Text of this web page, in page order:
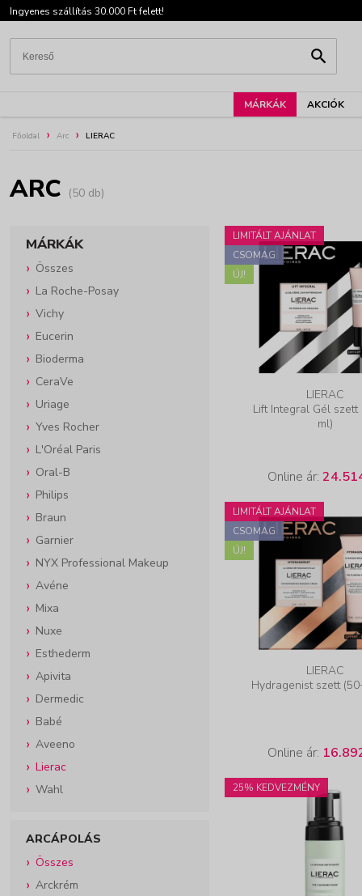
Ingyenes szállítás 30.000 Ft felett!
MÁRKÁK AKCIÓK
Főoldal Arc LIERAC
ARC (50 db)
MÁRKÁK
Összes
La Roche-Posay
Vichy
Eucerin
Bioderma
CeraVe
Uriage
Yves Rocher
L'Oréal Paris
Oral-B
Philips
Braun
Garnier
NYX Professional Makeup
Avéne
Mixa
Nuxe
Esthederm
Apivita
Dermedic
Babé
Aveeno
Lierac
Wahl
ARCÁPOLÁS
Összes
Arckrém
LIMITÁLT AJÁNLAT
CSOMAG
ÚJ!
LIERAC
Lift Integral Gél szett
ml)
Online ár:
LIMITÁLT AJÁNLAT
CSOMAG
ÚJ!
LIERAC
Hydragenist szett
Online ár:
25% KEDVEZMÉNY